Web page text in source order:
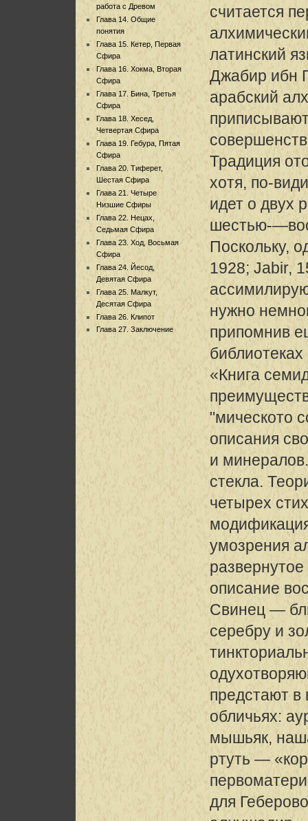
работа с Древом
Глава 14. Общие
понятия
Глава 15. Кетер, Первая
Сфира
Глава 16. Хокма, Вторая
Сфира
Глава 17. Бина, Третья
Сфира
Глава 18. Хесед,
Четвертая Сфира
Глава 19. Гебура, Пятая
Сфира
Глава 20. Тиферет,
Шестая Сфира
Глава 21. Четыре
Низшие Сфиры
Глава 22. Нецах,
Седьмая Сфира
Глава 23. Ход, Восьмая
Сфира
Глава 24. Йесод,
Девятая Сфира
Глава 25. Малкут,
Десятая Сфира
Глава 26. Клипот
Глава 27. Заключение
считается
латинский
Джабир ибн
арабский
Традиция
хотя, по-
идет о двух
шестью-
Поскольку,
1928; Jabir,
нужно
припомнив
«Книга
"мическото
описания
и
стекла.
четырех
умозрения
развернутое
описание
Свинец —
cepeбру и
предстают
обличьях:
мышьяк,
ртуть —
для